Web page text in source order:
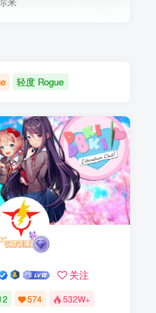
轻度 Rogue
关注
2 574 532W+